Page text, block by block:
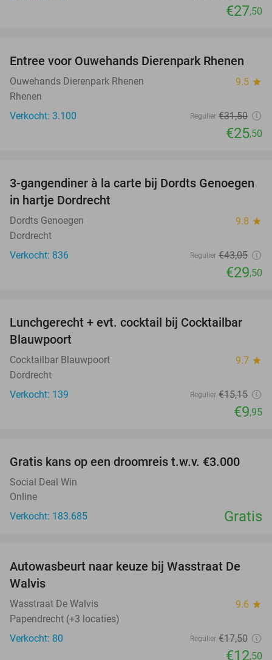
€27,50
19%
Entree voor Ouwehands Dierenpark Rhenen
Ouwehands Dierenpark Rhenen 9.5 star
Rhenen
Verkocht: 3.100
Regulier €31,50
€25,50
31%
3-gangendiner à la carte bij Dordts Genoegen
in hartje Dordrecht
Dordts Genoegen 9.8 star
Dordrecht
Verkocht: 836
Regulier €43,05
€29,50
34%
Lunchgerecht + evt. cocktail bij Cocktailbar
Blauwpoort
Cocktailbar Blauwpoort 9.7 star
Dordrecht
Verkocht: 139
Regulier €15,15
€9,95
Gratis kans op een droomreis t.w.v. €3.000
Social Deal Win
Online
Verkocht: 183.685
Gratis
29%
Autowasbeurt naar keuze bij Wasstraat De
Walvis
Wasstraat De Walvis 9.6 star
Papendrecht (+3 locaties)
Verkocht: 80
Regulier €17,50
€12,50